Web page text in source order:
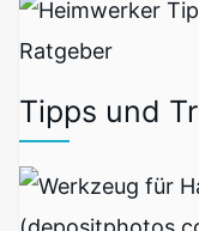
Ratgeber
Tipps und